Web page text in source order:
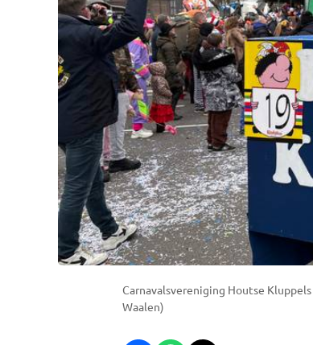
Carnavalsvereniging Houtse
Waalen)